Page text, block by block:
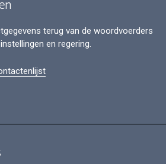
terug van de woordvoerders
en regering.